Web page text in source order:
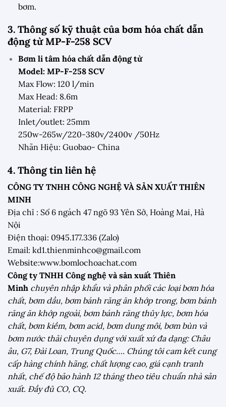
bơm.
3. Thông số kỹ thuật của bơm hóa chất dẫn
động từ MP-F-258 SCV
Bơm li tâm hóa chất dẫn động từ
Model: MP-F-258 SCV
Max Flow: 120 l/min
Max Head: 8.6m
Material: FRPP
Inlet/outlet: 25mm
250w-265w/220-380v/2400v /50Hz
Nhãn Hiệu: Guobao- China
4. Thông tin liên hệ
CÔNG TY TNHH CÔNG NGHỆ VÀ SẢN XUẤT THIÊN
MINH
Địa chỉ : Số 6 ngách 47 ngõ 93 Yên Sở, Hoàng Mai, Hà
Nội
Điện thoại: 0945.177.336 (Zalo)
Email: kd1.thienminhco@gmail.com
Website:www.bomlochoachat.com
Công ty TNHH Công nghệ và sản xuất Thiên
Minh chuyên nhập khẩu và phân phối các loại bơm hóa
chất, bơm dầu, bơm bánh răng ăn khớp trong, bơm bánh
răng ăn khớp ngoài, bơm bánh răng thủy lực, bơm hóa
chất, bơm kiềm, bơm acid, bơm dung môi, bơm bùn và
bơm nước thải chuyên dụng với xuất xứ đa dạng: Châu
âu, G7, Đài Loan, Trung Quốc…. Chúng tôi cam kết cung
cấp hàng chính hãng, chất lượng cao, giá cạnh tranh
nhất, chế độ bảo hành 12 tháng theo tiêu chuẩn nhà sản
xuất. Đầy đủ CO, CQ.